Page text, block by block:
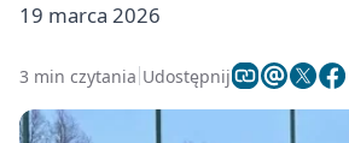
19 marca 2026
3 min czytania Udostępnij